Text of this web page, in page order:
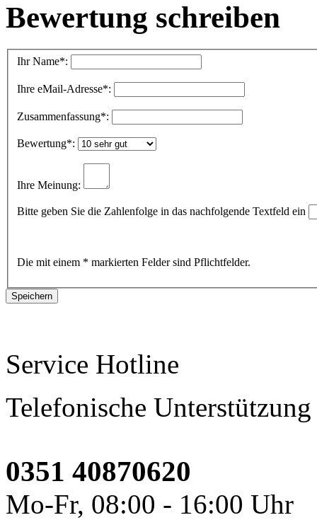
Bewertung schreiben
Ihr Name*:
Ihre eMail-Adresse*:
Zusammenfassung*:
Bewertung*:
Ihre Meinung:
Bitte geben Sie die Zahlenfolge in das nachfolgende Textfeld ein
Die mit einem * markierten Felder sind Pflichtfelder.
Service Hotline
Telefonische
0351 40870620
Mo-Fr, 08:00 - 16:00 Uhr